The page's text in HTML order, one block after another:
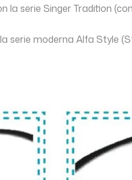
la serie Singer Tradition
serie moderna Alfa Style